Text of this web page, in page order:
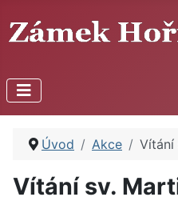
Úvod Akce Vítání
Vítání sv.